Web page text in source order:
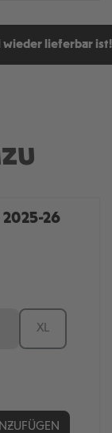
wieder lieferbar ist!
26
XL